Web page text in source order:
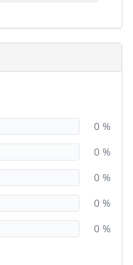
0 %
0 %
0 %
0 %
0 %